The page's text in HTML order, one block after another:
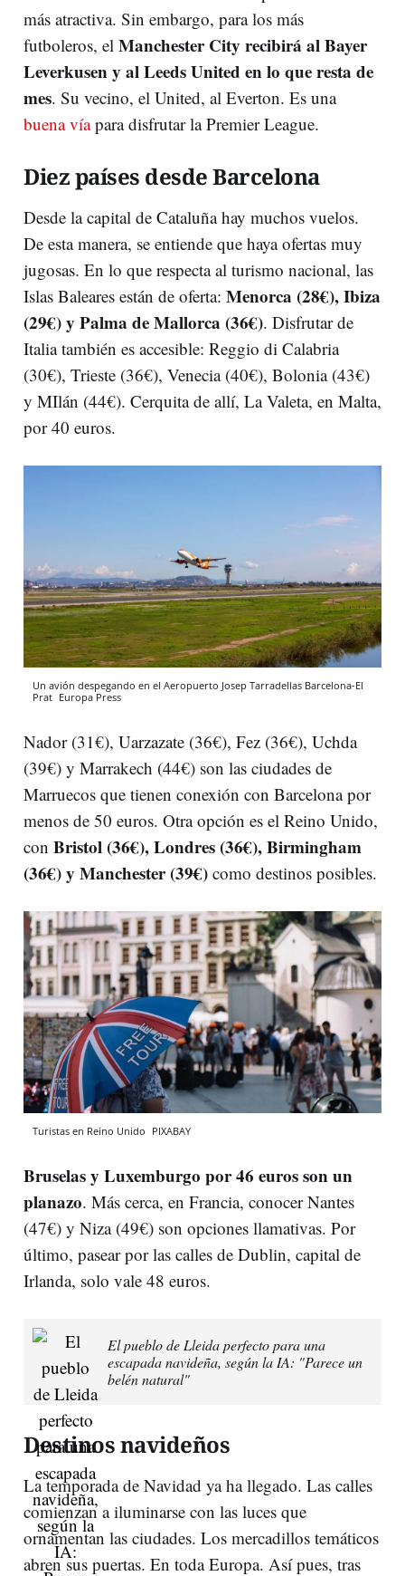
más atractiva. Sin embargo, para los más
futboleros, el Manchester City recibirá al Bayer
Leverkusen y al Leeds United en lo que resta de
mes. Su vecino, el United, al Everton. Es una
buena víapara disfrutar la Premier League.
Diez países desde Barcelona
Desde la capital de Cataluña hay muchos vuelos.
De esta manera, se entiende que haya ofertas muy
jugosas. En lo que respecta al turismo nacional, las
Islas Baleares están de oferta: Menorca (28€), Ibiza
(29€) y Palma de Mallorca (36€). Disfrutar de
Italia también es accesible: Reggio di Calabria
(30€), Trieste (36€), Venecia (40€), Bolonia (43€)
y MIlán (44€). Cerquita de allí, La Valeta, en Malta,
por 40 euros.
Un avión despegando en el Aeropuerto Josep Tarradellas Barcelona-El
Prat Europa Press
Nador (31€), Uarzazate (36€), Fez (36€), Uchda
(39€) y Marrakech (44€) son las ciudades de
Marruecos que tienen conexión con Barcelona por
menos de 50 euros. Otra opción es el Reino Unido,
con Bristol (36€), Londres (36€), Birmingham
(36€) y Manchester (39€) como destinos posibles.
Turistas en Reino Unido PIXABAY
Bruselas y Luxemburgo por 46 euros son un
planazo. Más cerca, en Francia, conocer Nantes
(47€) y Niza (49€) son opciones llamativas. Por
último, pasear por las calles de Dublin, capital de
Irlanda, solo vale 48 euros.
El pueblo de Lleida perfecto para una
escapada navideña, según la IA: "Parece un
belén natural"
Destinos navideños
La temporada de Navidad ya ha llegado. Las calles
comienzan a iluminarse con las luces que
ornamentan las ciudades. Los mercadillos temáticos
abren sus puertas. En toda Europa. Así pues, tras